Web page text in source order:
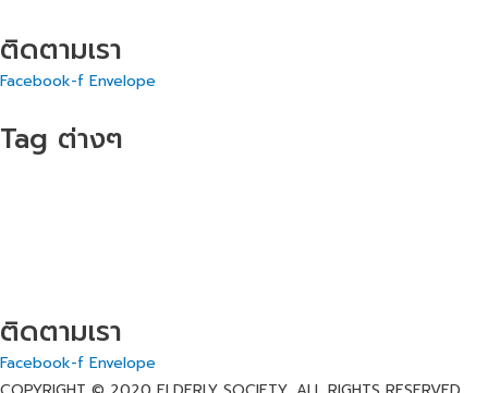
ติดตามเรา
Facebook-f Envelope
Tag ต่างๆ
ติดตามเรา
Facebook-f Envelope